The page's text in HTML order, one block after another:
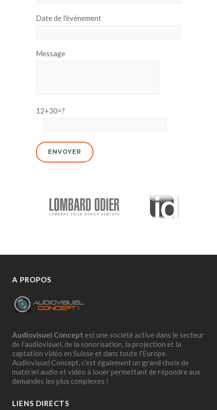
Date de l'événement
Message
12+30=?
A PROPOS
Audiovisuel Concept est une société active dans le secteur
de l’audiovisuel, de la sonorisation, la projection et la
captation vidéo en Suisse et dans toute l’Europe.
Audiovisuel Concept, c’est également un grand choix de
matériel audio et vidéo à louer permettant de répondre aux
demandes les plus complexes !
LIENS DIRECTS